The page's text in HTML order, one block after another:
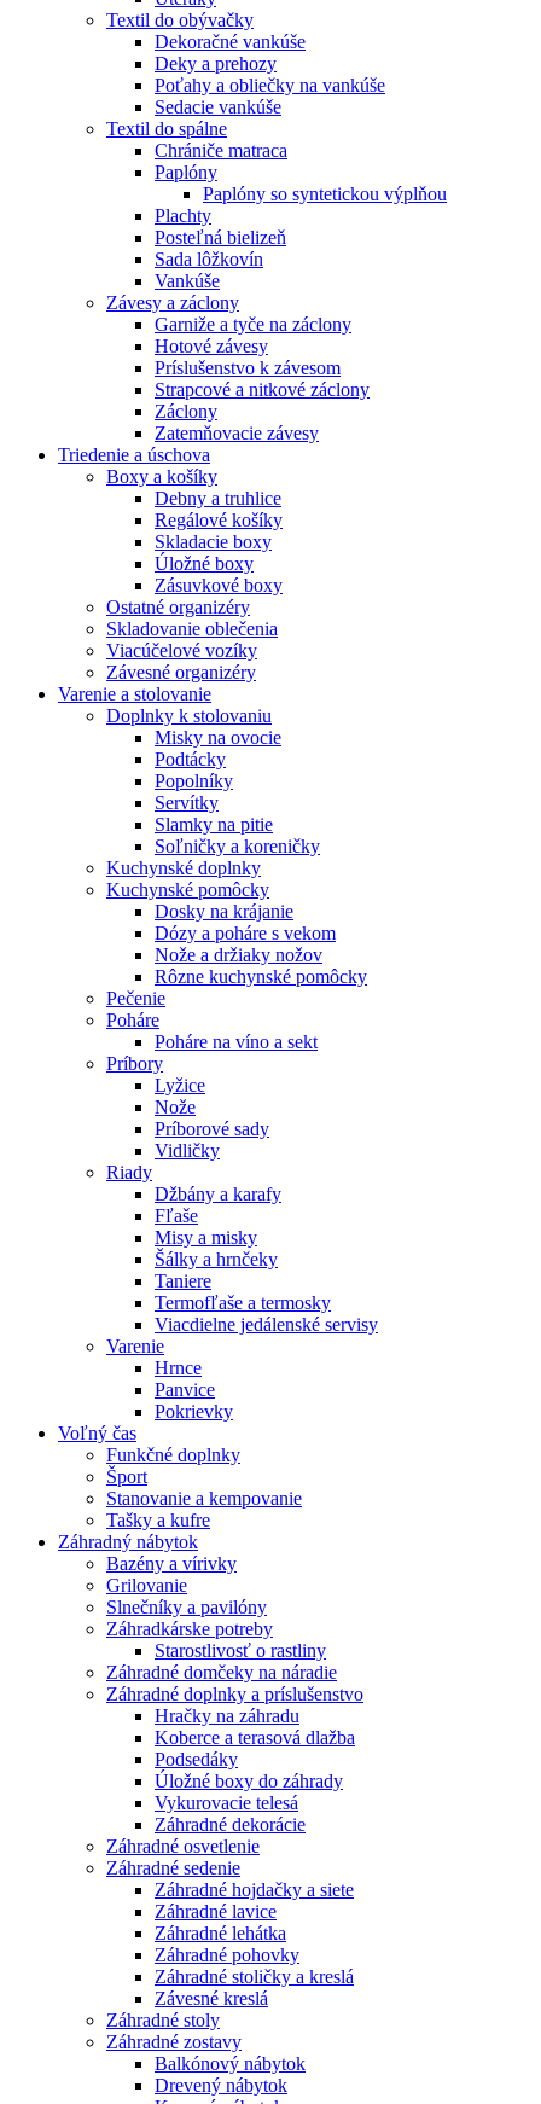
Textil do obývačky
Dekoračné vankúše
Deky a prehozy
Poťahy a obliečky na vankúše
Sedacie vankúše
Textil do spálne
Chrániče matraca
Paplóny
Paplóny so syntetickou výplňou
Plachty
Posteľná bielizeň
Sada lôžkovín
Vankúše
Závesy a záclony
Garniže a tyče na záclony
Hotové závesy
Príslušenstvo k závesom
Strapcové a nitkové záclony
Záclony
Zatemňovacie závesy
Triedenie a úschova
Boxy a košíky
Debny a truhlice
Regálové košíky
Skladacie boxy
Úložné boxy
Zásuvkové boxy
Ostatné organizéry
Skladovanie oblečenia
Viacúčelové vozíky
Závesné organizéry
Varenie a stolovanie
Doplnky k stolovaniu
Misky na ovocie
Podtácky
Popolníky
Servítky
Slamky na pitie
Soľničky a koreničky
Kuchynské doplnky
Kuchynské pomôcky
Dosky na krájanie
Dózy a poháre s vekom
Nože a držiaky nožov
Rôzne kuchynské pomôcky
Pečenie
Poháre
Poháre na víno a sekt
Príbory
Lyžice
Nože
Príborové sady
Vidličky
Riady
Džbány a karafy
Fľaše
Misy a misky
Šálky a hrnčeky
Taniere
Termofľaše a termosky
Viacdielne jedálenské servisy
Varenie
Hrnce
Panvice
Pokrievky
Voľný čas
Funkčné doplnky
Šport
Stanovanie a kempovanie
Tašky a kufre
Záhradný nábytok
Bazény a vírivky
Grilovanie
Slnečníky a pavilóny
Záhradkárske potreby
Starostlivosť o rastliny
Záhradné domčeky na náradie
Záhradné doplnky a príslušenstvo
Hračky na záhradu
Koberce a terasová dlažba
Podsedáky
Úložné boxy do záhrady
Vykurovacie telesá
Záhradné dekorácie
Záhradné osvetlenie
Záhradné sedenie
Záhradné hojdačky a siete
Záhradné lavice
Záhradné lehátka
Záhradné pohovky
Záhradné stoličky a kreslá
Závesné kreslá
Záhradné stoly
Záhradné zostavy
Balkónový nábytok
Drevený nábytok